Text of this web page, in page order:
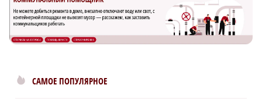
САМОЕ ПОПУЛЯРНОЕ